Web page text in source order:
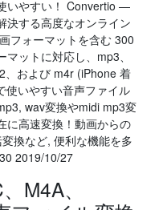
いやすい！ Convertio —
決する高度なオンライン
フォーマットを含む 300
ットに対応し、mp3、
および m4r (iPhone 着
使いやすい音声ファイル
wav変換やmidi mp3変
に高速変換！動画からの
換など, 便利な機能を多
2019/10/27
M4A、